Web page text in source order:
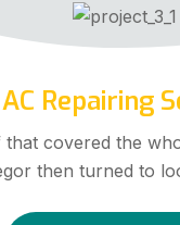
AC Repairing
covered the
then turned to